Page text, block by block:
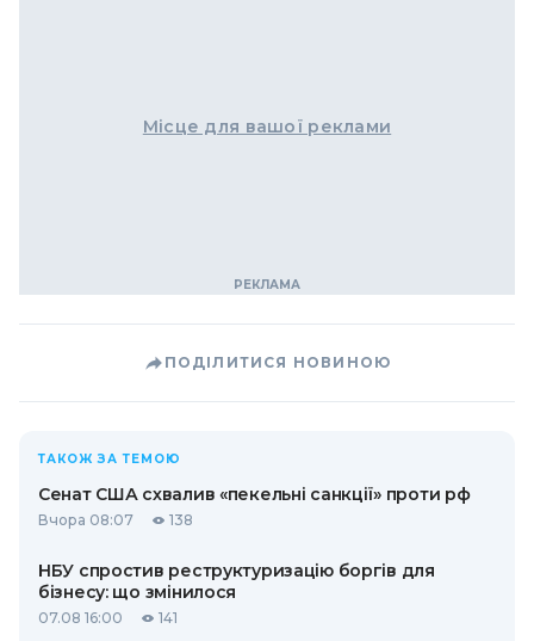
Місце для вашої реклами
ПОДІЛИТИСЯ НОВИНОЮ
ТАКОЖ ЗА ТЕМОЮ
Сенат США схвалив «пекельні санкції» проти рф
Вчора 08:07 138
НБУ спростив реструктуризацію боргів для
бізнесу: що змінилося
07.08 16:00 141